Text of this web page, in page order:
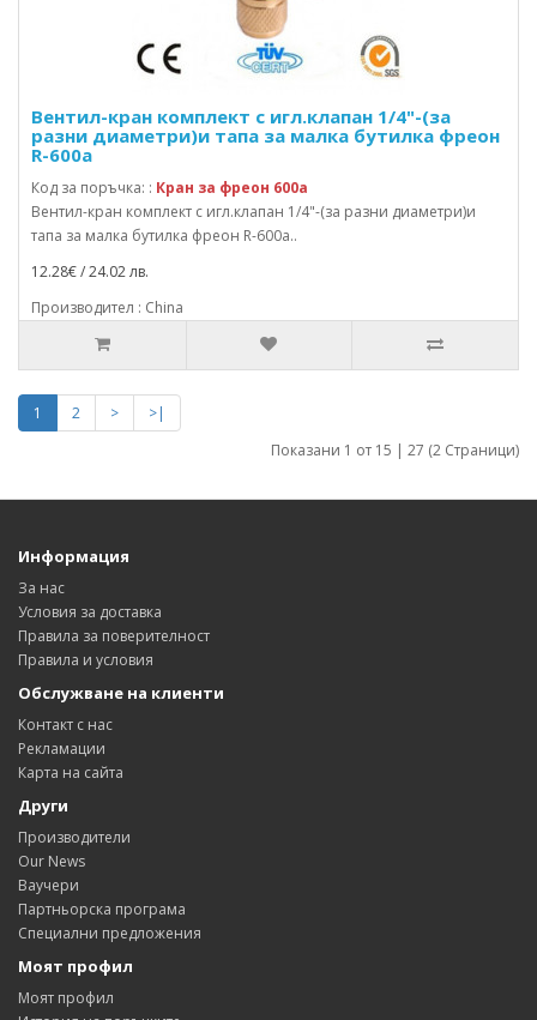
Вентил-кран комплект с игл.клапан 1/4"-(за
разни диаметри)и тапа за малка бутилка фреон
R-600a
Код за поръчка: : Кран за фреон 600a
Вентил-кран комплект с игл.клапан 1/4"-(за разни диаметри)и
тапа за малка бутилка фреон R-600a..
12.28€ / 24.02 лв.
Производител : China
1 2 >
>|
Показани 1 от 15 | 27 (2 Страници)
Информация
За нас
Условия за доставка
Правила за поверителност
Правила и условия
Обслужване на клиенти
Контакт с нас
Рекламации
Карта на сайта
Други
Производители
Our News
Ваучери
Партньорска програма
Специални предложения
Моят профил
Моят профил